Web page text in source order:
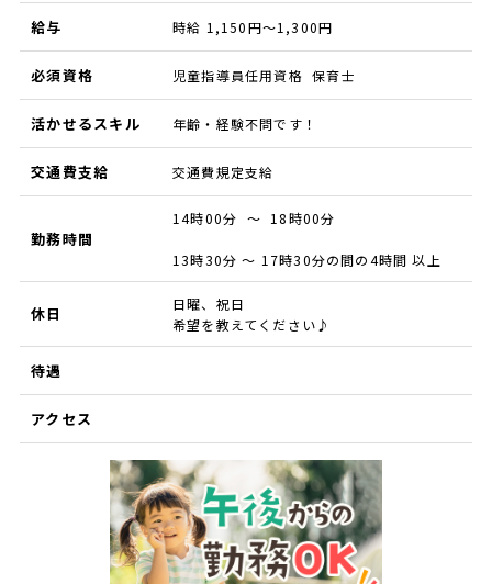
給与 時給 1,150円～1,300円
必須資格 児童指導員任用資格 保育士
活かせるスキル 年齢・経験不問です！
交通費支給 交通費規定支給
勤務時間
14時00分 ～ 18時00分
13時30分 ～ 17時30分の間の4時間 以上
休日
日曜、祝日
希望を教えてください♪
待遇
アクセス